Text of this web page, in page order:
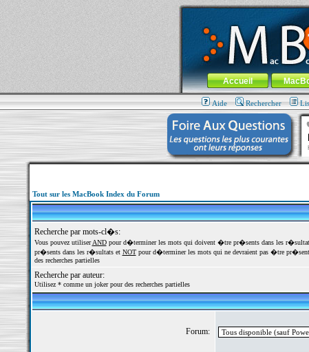
MacBook-fr.com : 100% Apple... 100%
Aller au contenu-Aller au menu
Menu général
Accueil
Aide Rechercher
Tout sur les MacBook Index du Forum
Recherche par mots-cl�s:
Vous pouvez utiliserANDpour d�terminer les mots qui doivent �tre pr�sents dans les
pr�sents dans les r�sultats et NOTpour d�terminer les mots qui ne devraient pas �tre
des recherches partielles
Recherche par auteur:
Utilisez * comme un joker pour des recherches partielles
Forum: